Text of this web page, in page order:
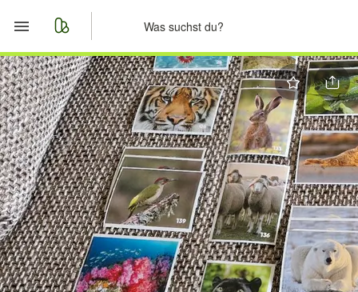
Start
Merkliste
Nachrichten
Anzeige aufgeben